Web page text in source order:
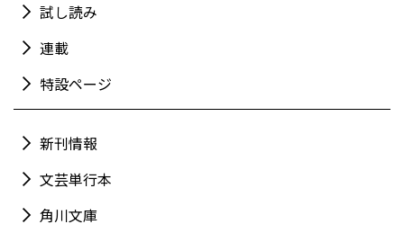
試し読み
連載
特設ページ
新刊情報
文芸単行本
角川文庫